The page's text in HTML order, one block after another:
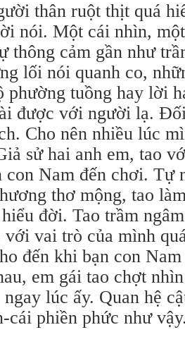
thân ruột thịt quá
nói. Một cái nhìn,
thông cảm gần như
lối nói quanh co,
phường tuồng hay lời
được với người lạ.
Cho nên nhiều lúc
sử hai anh em, tao
Nam đến chơi. Tự
thơ mộng, tao
đời. Tao trầm
với vai trò của mình
đến khi bạn con
em gái tao chợt
lúc ấy. Quan hệ
cái phiền phức như